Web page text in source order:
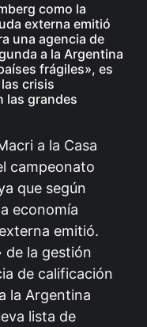
como la
externa emitió
una agencia de
a la Argentina
frágiles», es
crisis
las grandes
a la Casa
campeonato
que según
economía
emitió.
de la gestión
de calificación
la Argentina
lista de